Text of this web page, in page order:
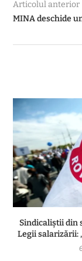
Articolul anterior
MINA deschide
Sindicaliștii din
Legii salarizării: